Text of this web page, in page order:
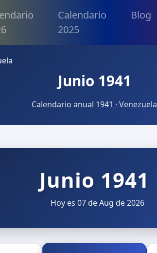
Calendario
2025
Blog
Junio 1941
Calendario anual 1941 · Venezuela
Junio 1941
Hoy es 07 de Aug de 2026